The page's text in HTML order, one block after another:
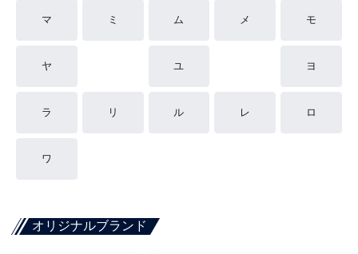
マ ミ ム メ モ
ヤ ユ ヨ
ラ リ ル レ ロ
ワ
オリジナルブランド